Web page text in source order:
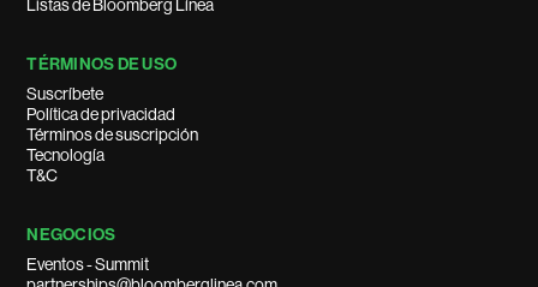
Listas de Bloomberg Línea
TÉRMINOS DE USO
Suscríbete
Política de privacidad
Términos de suscripción
Tecnología
T&C
NEGOCIOS
Eventos - Summit